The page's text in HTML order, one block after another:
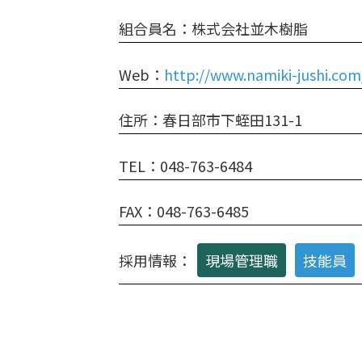
組合員名：株式会社並木樹脂
Web： http://www.namiki-
住所：春日部市下蛭田131-1
TEL：048-763-6484
FAX：048-763-6485
採用情報： 現場管理職 技能員